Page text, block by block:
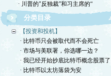
· 川普的"反独裁”和习主席的“
分类目录
【投资和投机】
· 比特币只会被取代而不会死亡
· 市场与美联署，你选哪一边？
· 我已经开始抄底比特币概念股票了
· 比特币以太坊落袋为安